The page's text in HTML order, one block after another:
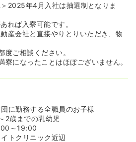
2025年4月入社は抽選制となりま
れば入寮可能です。
産会社と直接やりとりいただき、物
ご相談ください。
になったことはほぼございません。
に勤務する全職員のお子様
2歳までの乳幼児
～19:00
トクリニック近辺